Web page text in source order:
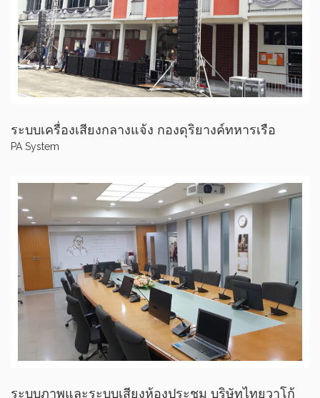
ระบบเครื่องเสียงกลางแจ้ง กองดุริยางค์ทหารเรือ
PA System
ระบบภาพและระบบเสียงห้องประชุม บริษัทไทยวาโก้